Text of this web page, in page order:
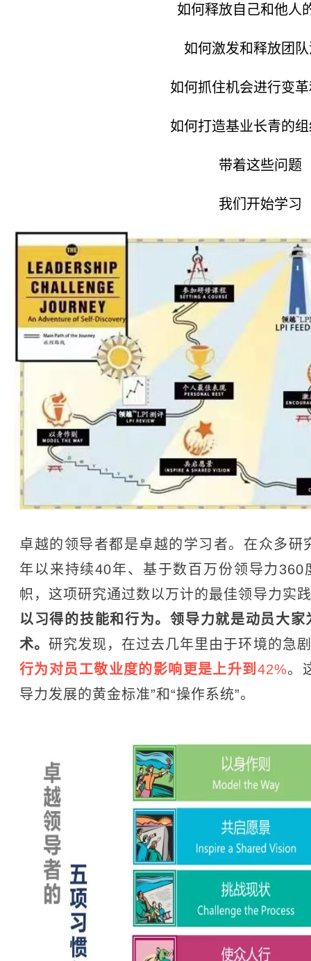
如何释放自己和他人
如何激发和释放团
如何抓住机会进行变
如何打造基业长青的
带着这些问题
我们开始学习
卓越的领导者都是卓越的学习者。在众多
年以来持续40年、基于数百万份领导力
帜，这项研究通过数以万计的最佳领导力实
以习得的技能和行为。领导力就是动员大
术。研究发现，在过去几年里由于环境的急
行为对员工敬业度的影响更是上升到 42%。
导力发展的黄金标准”和“操作系统”。